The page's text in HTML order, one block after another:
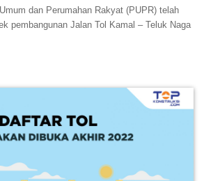
dan Perumahan Rakyat (PUPR) telah
pembangunan Jalan Tol Kamal – Teluk Naga